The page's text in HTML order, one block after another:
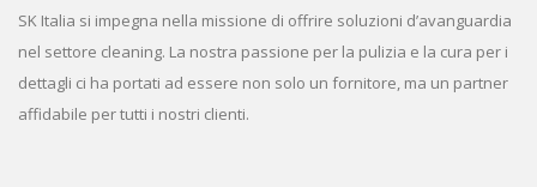
SK Italia si impegna nella missione di offrire soluzioni d’avanguardia
nel settore cleaning. La nostra passione per la pulizia e la cura per i
dettagli ci ha portati ad essere non solo un fornitore, ma un partner
affidabile per tutti i nostri clienti.